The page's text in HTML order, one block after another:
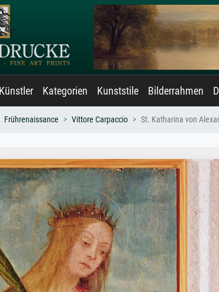
Künstler Kategorien Kunststile Bilderrahmen
Frührenaissance Vittore Carpaccio St. Katharina von